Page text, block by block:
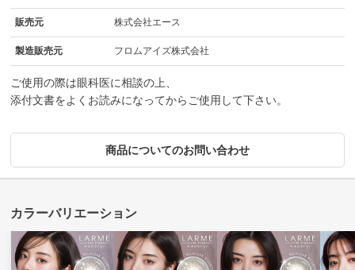
販売元 株式会社エース
製造販売元 フロムアイズ株式会社
ご使用の際は眼科医に相談の上、
添付文書をよくお読みになってからご使用して下さい。
商品についてのお問い合わせ